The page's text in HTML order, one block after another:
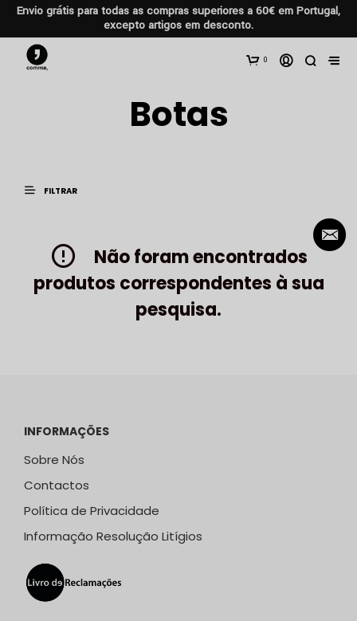
Envio grátis para todas as compras superiores a 60€ em Portugal,
excepto artigos em desconto.
0
Botas
FILTRAR
Não foram encontrados
produtos correspondentes à sua
pesquisa.
INFORMAÇÕES
Sobre Nós
Contactos
Política de Privacidade
Informação Resolução Litígios